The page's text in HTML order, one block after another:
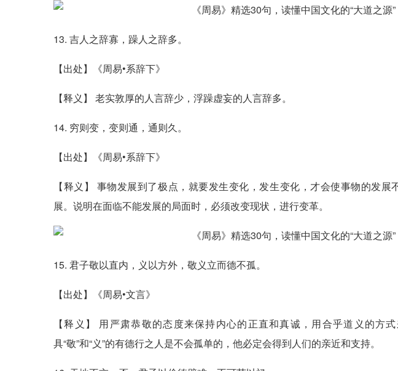
13. 吉人之辞寡，躁人之辞多。
【出处】《周易•系辞下》
【释义】 老实敦厚的人言辞少，浮躁虚妄的人言辞多。
14. 穷则变，变则通，通则久。
【出处】《周易•系辞下》
【释义】 事物发展到了极点，就要发生变化，发生变化，才会使事物的发
展。说明在面临不能发展的局面时，必须改变现状，进行变革。
15. 君子敬以直内，义以方外，敬义立而德不孤。
【出处】《周易•文言》
【释义】 用严肃恭敬的态度来保持内心的正直和真诚，用合乎道义的方
具“敬”和“义”的有德行之人是不会孤单的，他必定会得到人们的亲近和支持。